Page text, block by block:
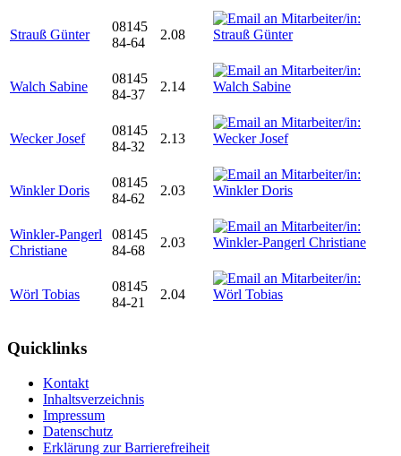
Strauß Günter
08145
84-64
2.08
Walch Sabine
08145
84-37
2.14
Wecker Josef
08145
84-32
2.13
Winkler Doris
08145
84-62
2.03
Winkler-Pangerl
Christiane
08145
84-68
2.03
Wörl Tobias
08145
84-21
2.04
Quicklinks
Kontakt
Inhaltsverzeichnis
Impressum
Datenschutz
Erklärung zur Barrierefreiheit